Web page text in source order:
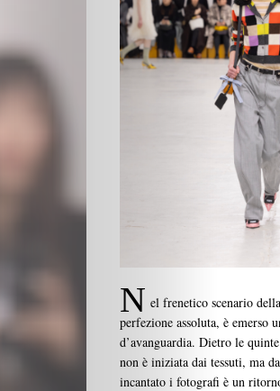
N el frenetico scenario
perfezione assoluta, è emerso
d’avanguardia. Dietro le
non è iniziata dai tessuti, ma
incantato i fotografi è un